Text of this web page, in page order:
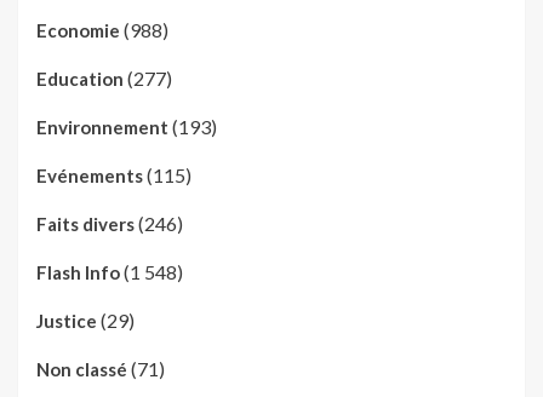
Economie (988)
Education (277)
Environnement (193)
Evénements(115)
Faits divers(246)
Flash Info(1 548)
Justice (29)
Non classé (71)